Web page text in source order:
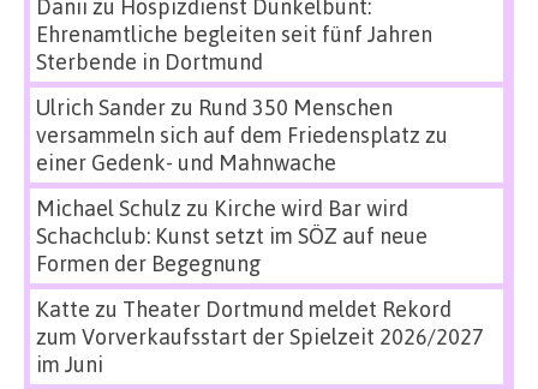
Danii zu Hospizdienst Dunkelbunt:
Ehrenamtliche begleiten seit fünf Jahren
Sterbende in Dortmund
Ulrich Sanderzu Rund 350 Menschen
versammeln sich auf dem Friedensplatz zu
einer Gedenk- und Mahnwache
Michael Schulz zu Kirche wird Bar wird
Schachclub: Kunst setzt im SÖZ auf neue
Formen der Begegnung
Katte zu Theater Dortmund meldet Rekord
zum Vorverkaufsstart der Spielzeit 2026/2027
im Juni